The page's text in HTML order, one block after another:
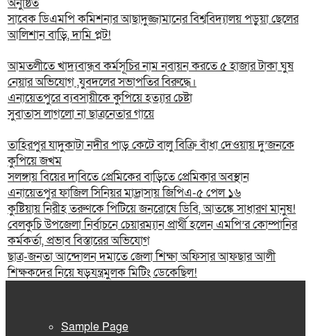
সাবেক ডিএমপি কমিশনার আছাদুজ্জামানের বিশ্ববিদ্যালয় পড়ুয়া ছেলের
আলিশান বাড়ি, দামি প্লট!
আমতলীতে খাদ্যবান্ধব কর্মসূচির নাম নবায়ন করতে ৫ হাজার টাকা ঘুষ
নেয়ার অভিযোগ ,যুবদলের সভাপতির বিরুদ্ধে।
এনায়েতপুরে ব্যবসায়ীকে কুপিয়ে হত্যার চেষ্টা
সুবাতাস লাগলো না ছাত্রনেতার গায়ে
তাহিরপুর যাদুকাটা নদীর পাড় কেটে বালু বিক্রি বাঁধা দেওয়ায় দু’জনকে
কুপিয়ে জখম
সলঙ্গায় বিয়ের দাবিতে প্রেমিকের বাড়িতে প্রেমিকার অবস্থান
এনায়েতপুর ফাজিল সিনিয়র মাদ্রাসায় জিপিএ-৫ পেল ১৬
কুষ্টিয়ায় নিরীহ তরুণকে পিটিয়ে জনরোষে ডিবি, আতঙ্কে সাধারণ মানুষ!
বেলকুচি উপজেলা নির্বাচনে চেয়ারম্যান প্রার্থী হলেন এমপি’র কোম্পানির
কর্মকর্তা, প্রভাব বিস্তারের অভিযোগ
ছাত্র-জনতা আন্দোলন দমাতে জেলা শিক্ষা অফিসার আফছার আলী
শিক্ষকদের নিয়ে ষড়যন্ত্রমুলক মিটিং ডেকেছিল!
Sample Page